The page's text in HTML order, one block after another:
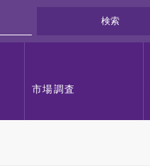
検索
市場調査